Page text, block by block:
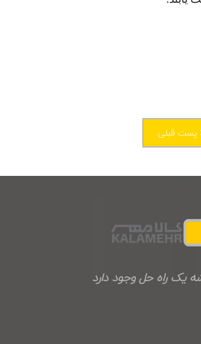
پست قبلی
یک راه حل وجود دارد